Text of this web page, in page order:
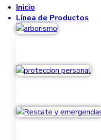
Inicio
Línea de Productos